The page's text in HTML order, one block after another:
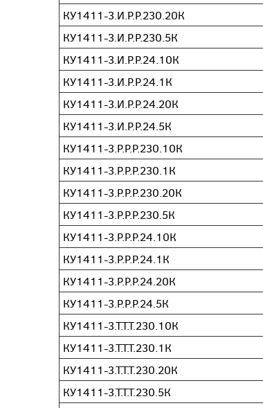
КУ1411-3.И.Р.Р.230.20К
КУ1411-3.И.Р.Р.230.5К
КУ1411-3.И.Р.Р.24.10К
КУ1411-3.И.Р.Р.24.1К
КУ1411-3.И.Р.Р.24.20К
КУ1411-3.И.Р.Р.24.5К
КУ1411-3.Р.Р.Р.230.10К
КУ1411-3.Р.Р.Р.230.1К
КУ1411-3.Р.Р.Р.230.20К
КУ1411-3.Р.Р.Р.230.5К
КУ1411-3.Р.Р.Р.24.10К
КУ1411-3.Р.Р.Р.24.1К
КУ1411-3.Р.Р.Р.24.20К
КУ1411-3.Р.Р.Р.24.5К
КУ1411-3.Т.Т.Т.230.10К
КУ1411-3.Т.Т.Т.230.1К
КУ1411-3.Т.Т.Т.230.20К
КУ1411-3.Т.Т.Т.230.5К